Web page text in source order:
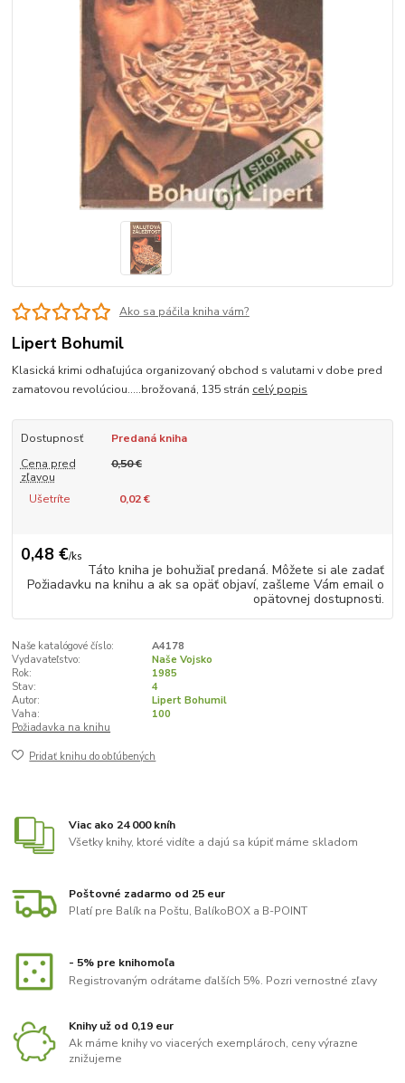
Ako sa páčila kniha vám?
Lipert Bohumil
Klasická krimi odhaľujúca organizovaný obchod s valutami v dobe pred
zamatovou revolúciou.....brožovaná, 135 strán celý popis
Dostupnosť
Predaná kniha
Cena pred
zľavou
0,50 €
Ušetríte 0,02 €
0,48 €/ks
Táto kniha je bohužiaľ predaná. Môžete si ale zadať
Požiadavku na knihu a ak sa opäť objaví, zašleme Vám email o
opätovnej dostupnosti.
Naše katalógové číslo:
A4178
Vydavateľstvo:
Naše Vojsko
Rok:
1985
Stav:
4
Autor:
Lipert Bohumil
Vaha:
100
Požiadavka na knihu
Pridať knihu do obľúbených
Viac ako 24 000 kníh
Všetky knihy, ktoré vidíte a dajú sa kúpiť máme skladom
Poštovné zadarmo od 25 eur
Platí pre Balík na Poštu, BalíkoBOX a B-POINT
- 5% pre knihomoľa
Registrovaným odrátame ďalších 5%. Pozri vernostné zľavy
Knihy už od 0,19 eur
Ak máme knihy vo viacerých exemplároch, ceny výrazne
znižujeme